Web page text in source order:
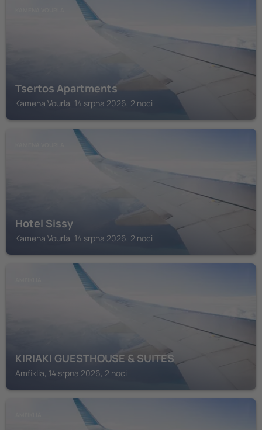
Tsertos Apartments
Kamena Vourla, 14 srpna 2026, 2 noci
Hotel Sissy
Kamena Vourla, 14 srpna 2026, 2 noci
KIRIAKI GUESTHOUSE & SUITES
Amfiklia, 14 srpna 2026, 2 noci